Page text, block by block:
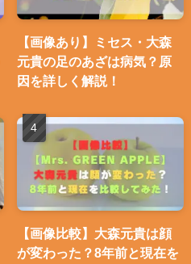
【画像あり】ミセス・大森
元貴の足のあざは病気？原
因を詳しく解説！
【画像比較】大森元貴は顔
が変わった？8年前と現在を